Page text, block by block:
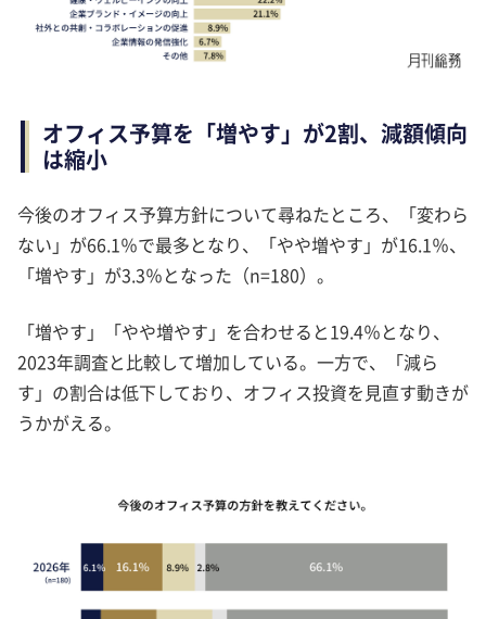
オフィス予算を「増やす」が2割、減額傾向
は縮小
今後のオフィス予算方針について尋ねたところ、「変わら
ない」が66.1％で最多となり、「やや増やす」が16.1％、
「増やす」が3.3％となった（n=180）。
「増やす」「やや増やす」を合わせると19.4％となり、
2023年調査と比較して増加している。一方で、「減ら
す」の割合は低下しており、オフィス投資を見直す動きが
うかがえる。